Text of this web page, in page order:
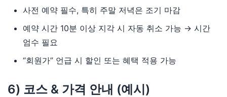
사전 예약 필수, 특히 주말 저녁은 조기 마감
예약 시간 10분 이상 지각 시 자동 취소 가능 → 시간
엄수 필요
“회원가” 언급 시 할인 또는 혜택 적용 가능
6) 코스 & 가격 안내 (예시)